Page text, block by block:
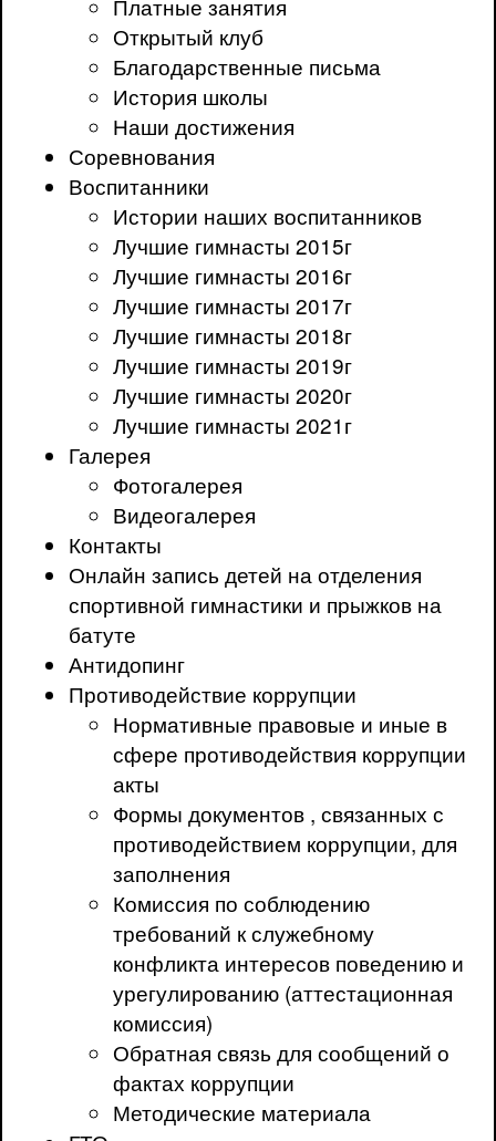
Открытый клуб
Благодарственные письма
История школы
Наши достижения
Соревнования
Воспитанники
Истории наших воспитанников
Лучшие гимнасты 2015г
Лучшие гимнасты 2016г
Лучшие гимнасты 2017г
Лучшие гимнасты 2018г
Лучшие гимнасты 2019г
Лучшие гимнасты 2020г
Лучшие гимнасты 2021г
Галерея
Фотогалерея
Видеогалерея
Контакты
Онлайн запись детей на отделения
спортивной гимнастики и прыжков на
батуте
Антидопинг
Противодействие коррупции
Нормативные правовые и иные в
сфере противодействия коррупции
акты
Формы документов , связанных с
противодействием коррупции, для
заполнения
Комиссия по соблюдению
требований к служебному
конфликта интересов поведению и
урегулированию (аттестационная
комиссия)
Обратная связь для сообщений о
фактах коррупции
Методические материала